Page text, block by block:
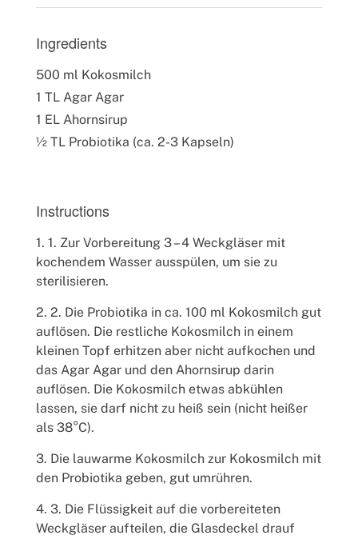
Ingredients
500 ml Kokosmilch
1 TL Agar Agar
1 EL Ahornsirup
½ TL Probiotika (ca. 2-3 Kapseln)
Instructions
1. Zur Vorbereitung 3 – 4 Weckgläser mit
kochendem Wasser ausspülen, um sie zu
sterilisieren.
2. Die Probiotika in ca. 100 ml Kokosmilch gut
auflösen. Die restliche Kokosmilch in einem
kleinen Topf erhitzen aber nicht aufkochen und
das Agar Agar und den Ahornsirup darin
auflösen. Die Kokosmilch etwas abkühlen
lassen, sie darf nicht zu heiß sein (nicht heißer
als 38°C).
Die lauwarme Kokosmilch zur Kokosmilch mit
den Probiotika geben, gut umrühren.
3. Die Flüssigkeit auf die vorbereiteten
Weckgläser aufteilen, die Glasdeckel drauf